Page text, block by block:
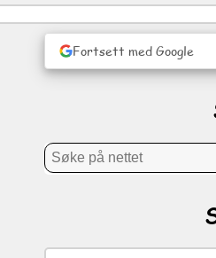
Fortsett med Google